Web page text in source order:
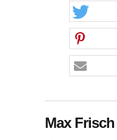
Max Frisch